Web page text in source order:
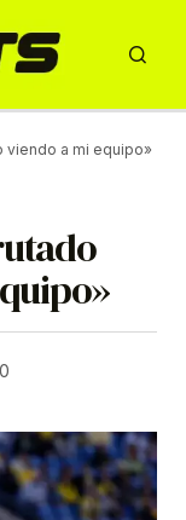
viendo a mi equipo»